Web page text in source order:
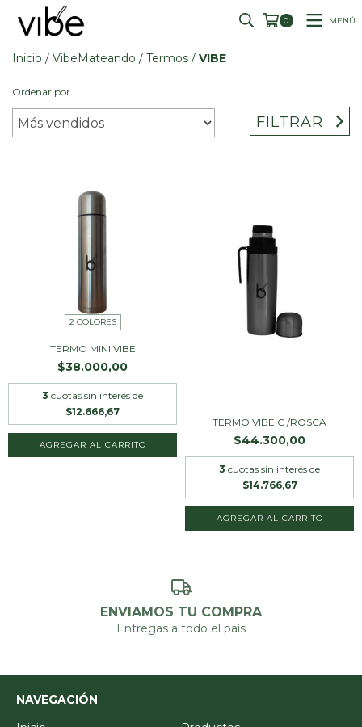
0 MENÚ
Inicio / VibeMateando / Termos / VIBE
Ordenar por
FILTRAR
2 COLORES
TERMO MINI VIBE
$38.000,00
3 cuotas sin interés de
$12.666,67
AGREGAR AL CARRITO
TERMO VIBE C /ROSCA
$44.300,00
3 cuotas sin interés de
$14.766,67
ENVIAMOS TU COMPRA
Entregas a todo el país
NAVEGACIÓN